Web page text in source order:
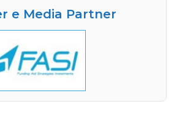
e Media Partner